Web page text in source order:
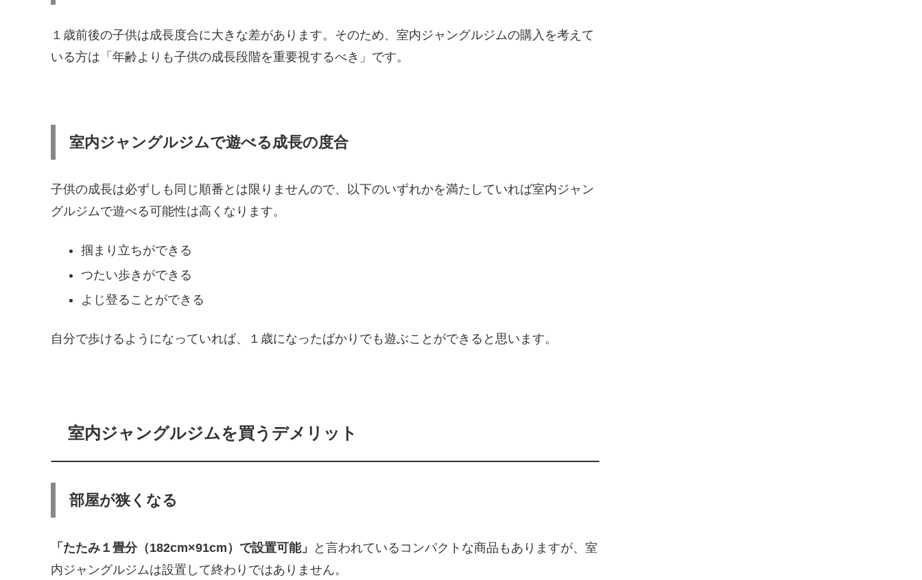
１歳前後の子供は成長度合に大きな差があります。そのため、室内ジャングルジムの購入を考えて
いる方は「年齢よりも子供の成長段階を重要視するべき」です。
室内ジャングルジムで遊べる成長の度合
子供の成長は必ずしも同じ順番とは限りませんので、以下のいずれかを満たしていれば室内ジャン
グルジムで遊べる可能性は高くなります。
掴まり立ちができる
つたい歩きができる
よじ登ることができる
自分で歩けるようになっていれば、１歳になったばかりでも遊ぶことができると思います。
室内ジャングルジムを買うデメリット
部屋が狭くなる
「たたみ１畳分（182cm×91cm）で設置可能」
と言われているコンパクトな商品もありますが、室
内ジャングルジムは設置して終わりではありません。